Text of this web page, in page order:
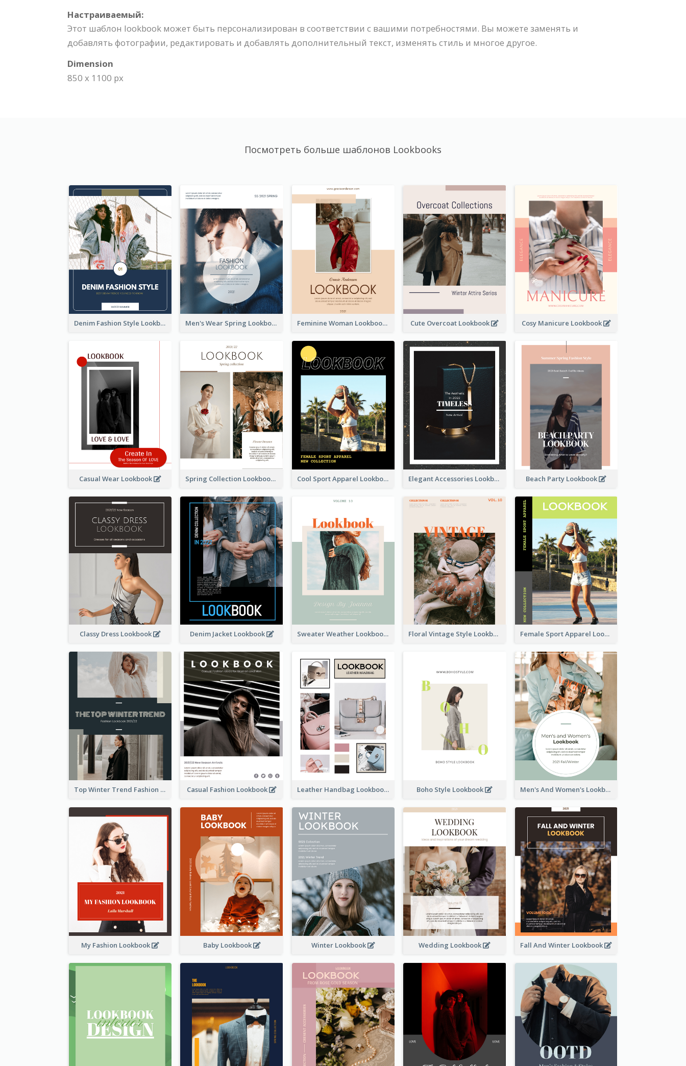
Настраиваемый:
Этот шаблон lookbook может быть персонализирован в соответствии с вашими потребностями. Вы можете заменять и
добавлять фотографии, редактировать и добавлять дополнительный текст, изменять стиль и многое другое.
Dimension
850 x 1100 px
Посмотреть больше шаблонов Lookbooks
Denim Fashion Style Lookbook Men's Wear Spring Lookbook Feminine Woman Lookbook Cute Overcoat Lookbook Cosy Manicure Lookbook
Casual Wear Lookbook Spring Collection Lookbook Cool Sport Apparel Lookbook Elegant Accessories Lookbook Beach Party Lookbook
Classy Dress Lookbook Denim Jacket Lookbook Sweater Weather Lookbook Floral Vintage Style Lookbook Female Sport Apparel Lookbook
Top Winter Trend Fashion Lookbook Casual Fashion Lookbook Leather Handbag Lookbook Boho Style Lookbook Men's And Women's Lookbook
My Fashion Lookbook Baby Lookbook Winter Lookbook Wedding Lookbook Fall And Winter Lookbook